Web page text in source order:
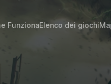
FunzionaElenco dei giochi